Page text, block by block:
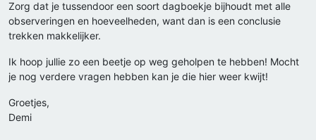
Zorg dat je tussendoor een soort dagboekje bijhoudt met alle
observeringen en hoeveelheden, want dan is een conclusie
trekken makkelijker.
Ik hoop jullie zo een beetje op weg geholpen te hebben! Mocht
je nog verdere vragen hebben kan je die hier weer kwijt!
Groetjes,
Demi